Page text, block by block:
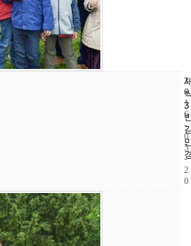
3
3
6
2
0
1
6
-
0
5
-
2
0